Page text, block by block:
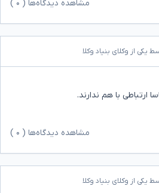
مشاهده دیدگاه‌ها ( ۰
یکی از وکلای بنیاد وکلا
با هم ندارند.
مشاهده دیدگاه‌ها ( ۰
یکی از وکلای بنیاد وکلا